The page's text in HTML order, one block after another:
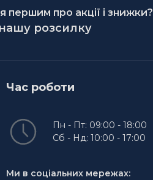
першим про акції і знижки?
розсилку
Час роботи
Пн - Пт: 09:00 - 18:00
Сб - Нд: 10:00 - 17:00
Ми в соціальних мережах: